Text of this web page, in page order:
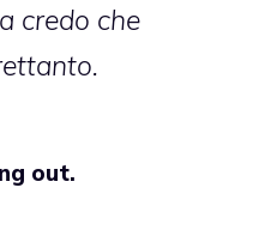
credo che
out.